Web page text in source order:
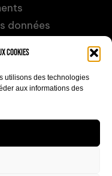
cookies
utilisons des technologies
aux informations des
données